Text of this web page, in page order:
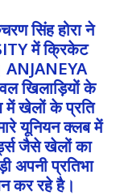
सिंह होरा ने
में क्रिकेट
ANJANEYA
खिलाड़ियों के
में खेलों के प्रति
यूनियन क्लब में
जैसे खेलों का
अपनी प्रतिभा
कर रहे है।